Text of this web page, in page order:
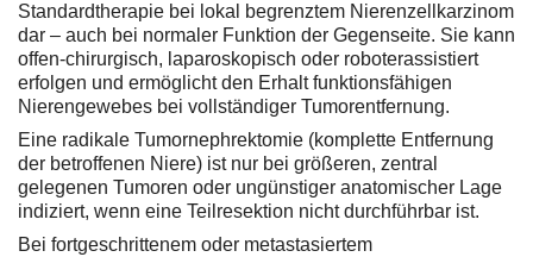
Standardtherapie bei lokal begrenztem Nierenzellkarzinom
dar – auch bei normaler Funktion der Gegenseite. Sie kann
offen-chirurgisch, laparoskopisch oder roboterassistiert
erfolgen und ermöglicht den Erhalt funktionsfähigen
Nierengewebes bei vollständiger Tumorentfernung.
Eine radikale Tumornephrektomie (komplette Entfernung
der betroffenen Niere) ist nur bei größeren, zentral
gelegenen Tumoren oder ungünstiger anatomischer Lage
indiziert, wenn eine Teilresektion nicht durchführbar ist.
Bei fortgeschrittenem oder metastasiertem